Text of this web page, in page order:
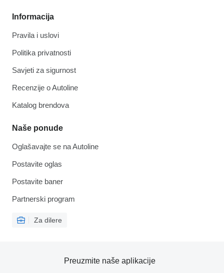
Informacija
Pravila i uslovi
Politika privatnosti
Savjeti za sigurnost
Recenzije o Autoline
Katalog brendova
Naše ponude
Oglašavajte se na Autoline
Postavite oglas
Postavite baner
Partnerski program
Za dilere
Preuzmite naše aplikacije